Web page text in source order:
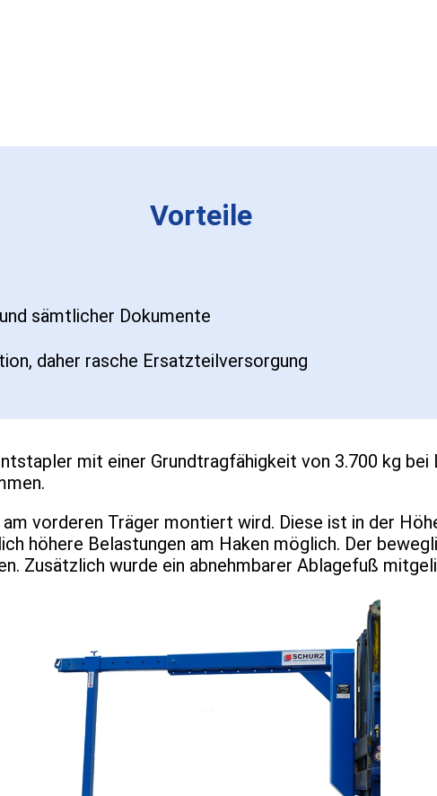
Vorteile
sämtlicher Dokumente
daher rasche Ersatzteilversorgung
mit einer Grundtragfähigkeit von 3.700 kg
vorderen Träger montiert wird. Diese ist in der
höhere Belastungen am Haken möglich. Der
Zusätzlich wurde ein abnehmbarer Ablagefuß